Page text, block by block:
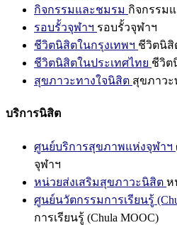
กิจกรรมและชมรม กิจกรรม
รอบรั้วจุฬาฯ รอบรั้วจุฬาฯ
ชีวิตนิสิตในกรุงเทพฯ ชีวิตนิสิ
ชีวิตนิสิตในประเทศไทย ชีวิต
สุขภาวะทางใจนิสิต สุขภาวะ
บริการนิสิต
ศูนย์บริการสุขภาพแห่งจุฬาฯ
จุฬาฯ
หน่วยส่งเสริมสุขภาวะนิสิต ห
ศูนย์นวัตกรรมการเรียนรู้
การเรียนรู้ (Chula MOOC)